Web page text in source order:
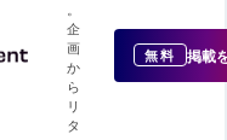
企
画
か
ら
リ
タ
無料 掲載